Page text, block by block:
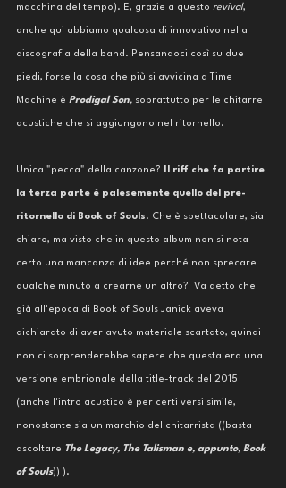
macchina del tempo). E, grazie a questo revival,
anche qui abbiamo qualcosa di innovativo nella
discografia della band. Pensandoci così su due
piedi, forse la cosa che più si avvicina a Time
Machine è Prodigal Son, soprattutto per le chitarre
acustiche che si aggiungono nel ritornello.
Unica "pecca" della canzone? Il riff che fa partire
la terza parte è palesemente quello del pre-
ritornello di Book of Souls. Che è spettacolare, sia
chiaro, ma visto che in questo album non si nota
certo una mancanza di idee perché non sprecare
qualche minuto a crearne un altro?  Va detto che
già all'epoca di Book of Souls Janick aveva
dichiarato di aver avuto materiale scartato, quindi
non ci sorprenderebbe sapere che questa era una
versione embrionale della title-track del 2015
(anche l'intro acustico è per certi versi simile,
nonostante sia un marchio del chitarrista ((basta
ascoltare The Legacy, The Talisman e, appunto, Book
of Souls)) ).